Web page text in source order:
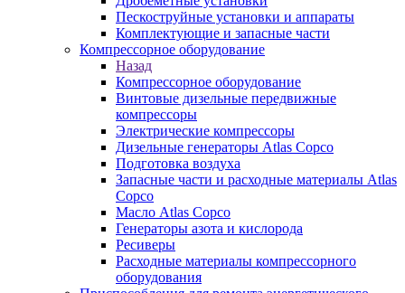
Пескоструйные установки и аппараты
Комплектующие и запасные части
Компрессорное оборудование
Назад
Компрессорное оборудование
Винтовые дизельные передвижные
компрессоры
Электрические компрессоры
Дизельные генераторы Atlas Copco
Подготовка воздуха
Запасные части и расходные материалы Atlas
Copco
Масло Atlas Copco
Генераторы азота и кислорода
Ресиверы
Расходные материалы компрессорного
оборудования